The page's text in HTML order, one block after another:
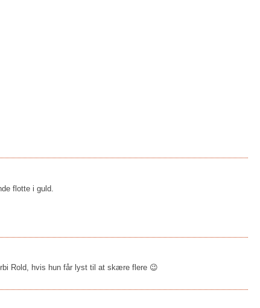
flotte i guld.
Rold, hvis hun får lyst til at skære flere 😉